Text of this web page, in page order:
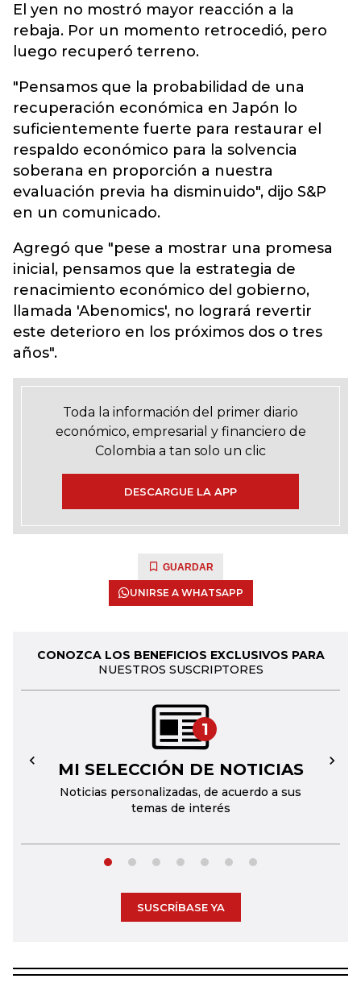
El yen no mostró mayor reacción a la
rebaja. Por un momento retrocedió, pero
luego recuperó terreno.
"Pensamos que la probabilidad de una
recuperación económica en Japón lo
suficientemente fuerte para restaurar el
respaldo económico para la solvencia
soberana en proporción a nuestra
evaluación previa ha disminuido", dijo S&P
en un comunicado.
Agregó que "pese a mostrar una promesa
inicial, pensamos que la estrategia de
renacimiento económico del gobierno,
llamada 'Abenomics', no logrará revertir
este deterioro en los próximos dos o tres
años".
Toda la información del primer diario
económico, empresarial y financiero de
Colombia a tan solo un clic
DESCARGUE LA APP
GUARDAR
UNIRSE A WHATSAPP
CONOZCA LOS BENEFICIOS EXCLUSIVOS PARA
NUESTROS SUSCRIPTORES
1
MI SELECCIÓN DE NOTICIAS
Noticias personalizadas, de acuerdo a sus
temas de interés
← →
SUSCRÍBASE YA